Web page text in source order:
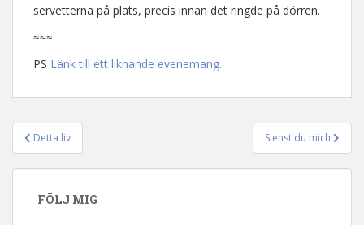
servetterna på plats, precis innan det ringde på dörren.
≈≈≈
PS Länk till ett liknande evenemang.
Inläggsnavigering
Detta liv Siehst du mich
FÖLJ MIG